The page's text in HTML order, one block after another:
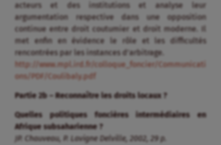
acteurs et des institutions et analyse leur
argumentation respective dans une opposition
continue entre droit coutumier et droit moderne. Il
met enfin en évidence le rôle et les difficultés
rencontrées par les instances d’arbitrage.
http://www.mpl.ird.fr/colloque_foncier/Communicati
ons/PDF/Coulibaly.pdf
Partie 2b – Reconnaître les droits locaux ?
Quelles politiques foncières intermédiaires en
Afrique subsaharienne ?
JP. Chauveau, P. Lavigne Delville, 2002, 29 p.